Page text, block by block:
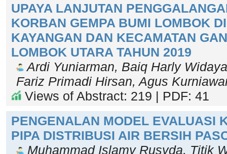
UPAYA LANJUTAN
KORBAN GEMPA BUMI LOMBOK
KAYANGAN DAN KECAMATAN
LOMBOK UTARA TAHUN 2019
Ardi Yuniarman, Baiq Harly
Fariz Primadi Hirsan, Agus
Views of Abstract: 219 | PDF: 41
PENGENALAN MODEL EVALUASI
PIPA DISTRIBUSI AIR BERSIH
Muhammad Islamy Rusyda, Titik